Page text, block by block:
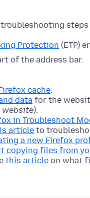
Protection (ETP)
of the address bar.
cache.
data for the
website).
in Troubleshoot
article to
a new Firefox
copying files from
this article on what